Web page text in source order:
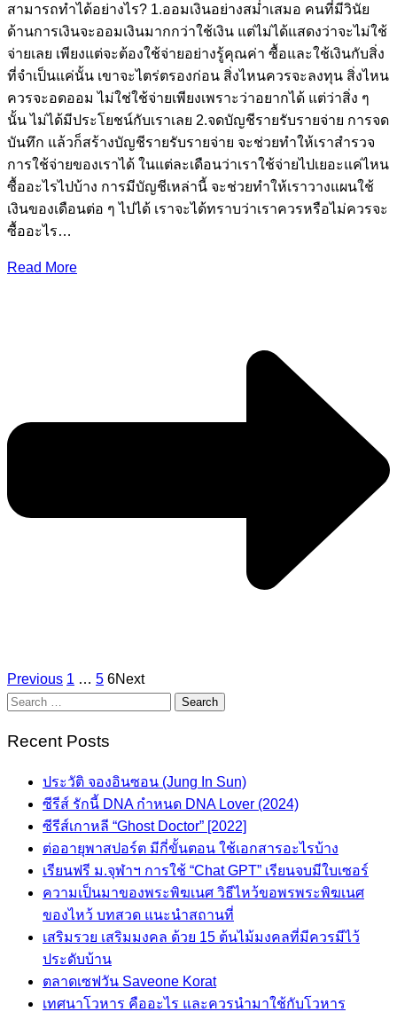
สามารถทำได้อย่างไร? 1.ออมเงินอย่างสม่ำเสมอ คนที่มีวินัย
ด้านการเงินจะออมเงินมากกว่าใช้เงิน แต่ไม่ได้แสดงว่าจะไม่ใช้
จ่ายเลย เพียงแต่จะต้องใช้จ่ายอย่างรู้คุณค่า ซื้อและใช้เงินกับสิ่ง
ที่จำเป็นแค่นั้น เขาจะไตร่ตรองก่อน สิ่งไหนควรจะลงทุน สิ่งไหน
ควรจะอดออม ไม่ใช่ใช้จ่ายเพียงเพราะว่าอยากได้ แต่ว่าสิ่ง ๆ
นั้น ไม่ได้มีประโยชน์กับเราเลย 2.จดบัญชีรายรับรายจ่าย การจด
บันทึก แล้วก็สร้างบัญชีรายรับรายจ่าย จะช่วยทำให้เราสำรวจ
การใช้จ่ายของเราได้ ในแต่ละเดือนว่าเราใช้จ่ายไปเยอะแค่ไหน
ซื้ออะไรไปบ้าง การมีบัญชีเหล่านี้ จะช่วยทำให้เราวางแผนใช้
เงินของเดือนต่อ ๆ ไปได้ เราจะได้ทราบว่าเราควรหรือไม่ควรจะ
ซื้ออะไร…
Read More
Posts
pagination
Previous 1 … 5 6Next
Search
Recent Posts
ประวัติ จองอินซอน (Jung In Sun)
ซีรีส์ รักนี้ DNA กำหนด DNA Lover (2024)
ซีรีส์เกาหลี “Ghost Doctor” [2022]
ต่ออายุพาสปอร์ต มีกี่ขั้นตอน ใช้เอกสารอะไรบ้าง
เรียนฟรี ม.จุฬาฯ การใช้ “Chat GPT” เรียนจบมีใบเซอร์
ความเป็นมาของพระพิฆเนศ วิธีไหว้ขอพรพระพิฆเนศ
ของไหว้ บทสวด แนะนำสถานที่
เสริมรวย เสริมมงคล ด้วย 15 ต้นไม้มงคลที่มีควรมีไว้
ประดับบ้าน
ตลาดเซฟวัน Saveone Korat
เทศนาโวหาร คืออะไร และควรนำมาใช้กับโวหาร